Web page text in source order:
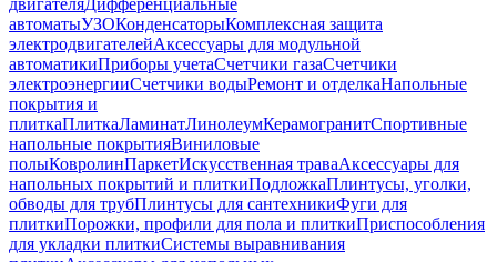
двигателяДифференциальные
автоматыУЗОКонденсаторыКомплексная защита
электродвигателейАксессуары для модульной
автоматикиПриборы учетаСчетчики газаСчетчики
электроэнергииСчетчики водыРемонт и отделкаНапольные
покрытия и
плиткаПлиткаЛаминатЛинолеумКерамогранитСпортивные
напольные покрытияВиниловые
полыКовролинПаркетИскусственная траваАксессуары для
напольных покрытий и плиткиПодложкаПлинтусы, уголки,
обводы для трубПлинтусы для сантехникиФуги для
плиткиПорожки, профили для пола и плиткиПриспособления
для укладки плиткиСистемы выравнивания